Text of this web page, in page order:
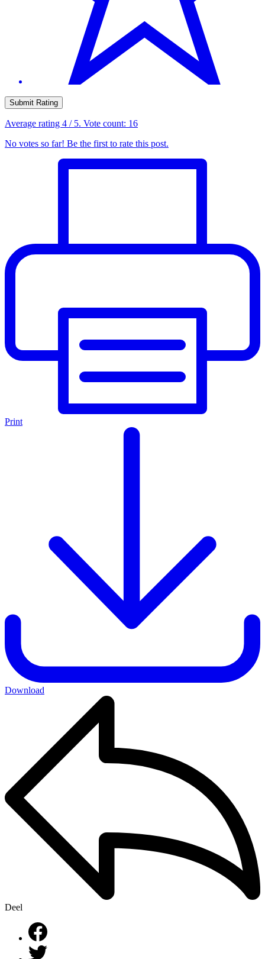
Submit Rating
Average rating 4 / 5. Vote count: 16
No votes so far! Be the first to rate this post.
Print
Download
Deel